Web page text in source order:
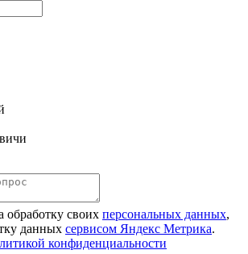
обработку своих персональных данных,
данных сервисом Яндекс Метрика.
конфиденциальности